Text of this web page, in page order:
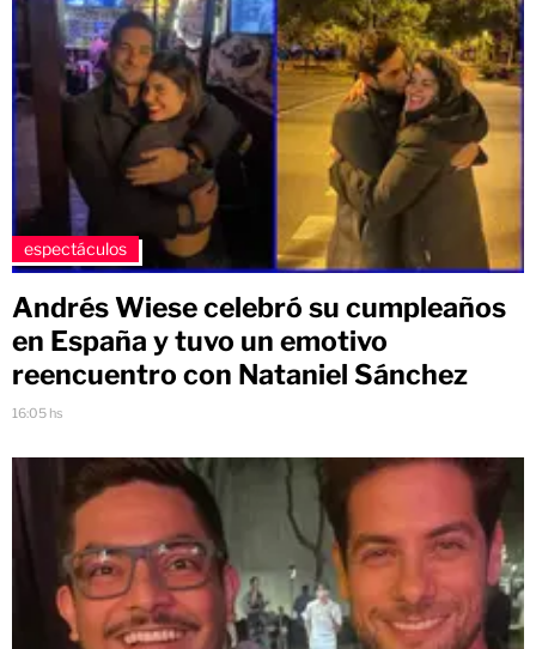
espectáculos
Andrés Wiese celebró su cumpleaños
en España y tuvo un emotivo
reencuentro con Nataniel Sánchez
16:05 hs